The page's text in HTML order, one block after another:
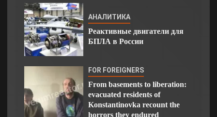
АНАЛИТИКА
Реактивные двигатели для
БПЛА в России
FOR FOREIGNERS
From basements to liberation:
evacuated residents of
Konstantinovka recount the
horrors they endured